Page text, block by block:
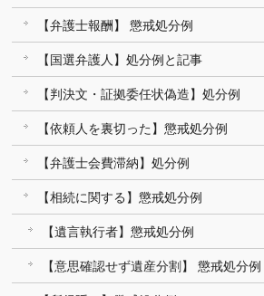
【弁護士報酬】 懲戒処分例
【国選弁護人】処分例と記事
【判決文・証拠委任状偽造】処分例
【依頼人を裏切った】懲戒処分例
【弁護士会費滞納】処分例
【相続に関する】懲戒処分例
【遺言執行者】懲戒処分例
【意思確認せず遺産分割】 懲戒処分例